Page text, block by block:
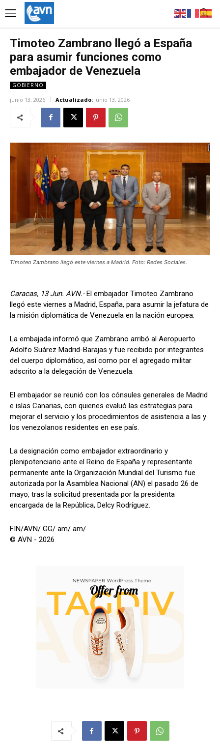
Timoteo Zambrano llegó a España
para asumir funciones como
embajador de Venezuela
GOBIERNO
junio 13, 2026 Actualizado: junio 13, 2026
Timoteo Zambrano llegó este viernes a Madrid. Foto: Redes Sociales.
Caracas, 13 Jun. AVN.- El embajador Timoteo Zambrano
llegó este viernes a Madrid, España, para asumir la jefatura de
la misión diplomática de Venezuela en la nación europea.
La embajada informó que Zambrano arribó al Aeropuerto
Adolfo Suárez Madrid-Barajas y fue recibido por integrantes
del cuerpo diplomático, así como por el agregado militar
adscrito a la delegación de Venezuela.
El embajador se reunió con los cónsules generales de Madrid
e islas Canarias, con quienes evaluó las estrategias para
mejorar el servicio y los procedimientos de asistencia a las y
los venezolanos residentes en ese país.
La designación como embajador extraordinario y
plenipotenciario ante el Reino de España y representante
permanente ante la Organización Mundial del Turismo fue
autorizada por la Asamblea Nacional (AN) el pasado 26 de
mayo, tras la solicitud presentada por la presidenta
encargada de la República, Delcy Rodríguez.
FIN/AVN/ GG/ am/ am/
© AVN - 2026